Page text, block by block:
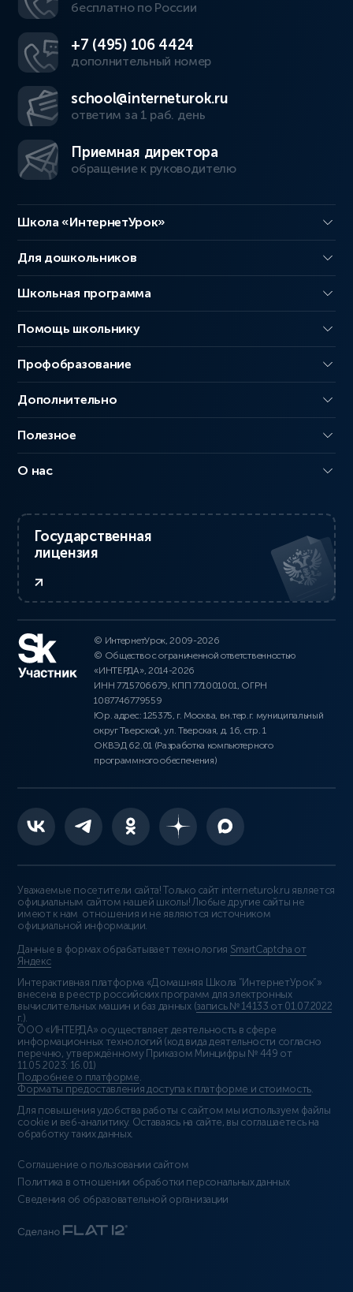
бесплатно по России
+7 (495) 106 4424
дополнительный номер
school@interneturok.ru
ответим за 1 раб. день
Приемная директора
обращение к руководителю
Школа «ИнтернетУрок»
Для дошкольников
Школьная программа
Помощь школьнику
Профобразование
Дополнительно
Полезное
О нас
Государственная
лицензия
© ИнтернетУрок, 2009-2026
© Общество с ограниченной ответственностью
«ИНТЕРДА», 2014-2026
ИНН 7715706679, КПП 771001001, ОГРН
1087746779559
Юр. адрес: 125375, г. Москва, вн.тер.г. муниципальный
округ Тверской, ул. Тверская, д. 16, стр. 1
ОКВЭД 62.01 (Разработка компьютерного
программного обеспечения)
Уважаемые посетители сайта! Только сайт interneturok.ru является
официальным сайтом нашей школы! Любые другие сайты не
имеют к нам отношения и не являются источником
официальной информации.
Данные в формах обрабатывает технология SmartCaptcha от
Яндекс
Интерактивная платформа «Домашняя Школа “ИнтернетУрок”»
внесена в реестр российских программ для электронных
вычислительных машин и баз данных (запись № 14133 от 01.07.2022
г.).
ООО «ИНТЕРДА» осуществляет деятельность в сфере
информационных технологий (код вида деятельности согласно
перечню, утверждённому Приказом Минцифры № 449 от
11.05.2023: 16.01)
Подробнее о платформе.
Форматы предоставления доступа к платформе и стоимость.
Для повышения удобства работы с сайтом мы используем файлы
cookie и веб-аналитику. Оставаясь на сайте, вы соглашаетесь на
обработку таких данных.
Соглашение о пользовании сайтом
Политика в отношении обработки персональных данных
Сведения об образовательной организации